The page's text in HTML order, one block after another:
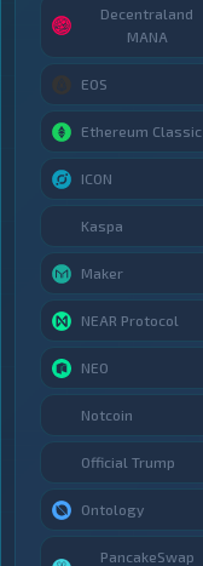
Decentraland
MANA
EOS
Ethereum Classic
ICON
Kaspa
Maker
NEAR Protocol
NEO
Notcoin
Official Trump
Ontology
PancakeSwap